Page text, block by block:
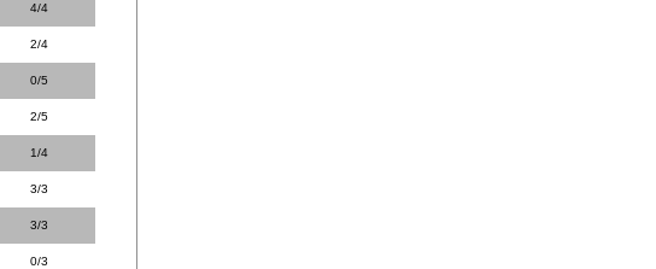
4/4
2/4
0/5
2/5
1/4
3/3
3/3
0/3